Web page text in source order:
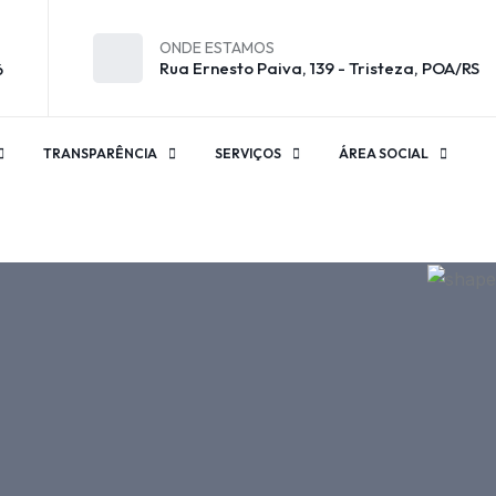
ONDE ESTAMOS
Rua Ernesto Paiva, 139 - Tristeza, POA/RS
TRANSPARÊNCIA SERVIÇOS ÁREA SOCIAL